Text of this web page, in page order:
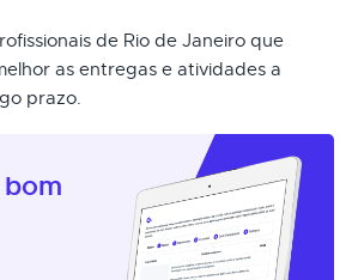
de Rio de Janeiro que
as entregas e atividades a
prazo.
bom